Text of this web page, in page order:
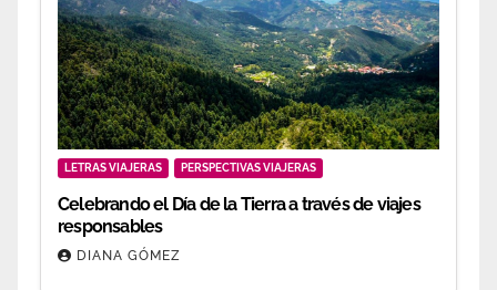
LETRAS VIAJERAS PERSPECTIVAS VIAJERAS
Celebrando el Día de la Tierra a través de viajes
responsables
DIANA GÓMEZ